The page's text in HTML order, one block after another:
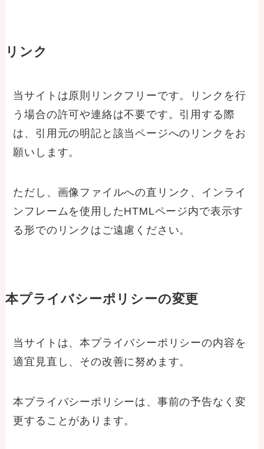
リンク
当サイトは原則リンクフリーです。リンクを行
う場合の許可や連絡は不要です。引用する際
は、引用元の明記と該当ページへのリンクをお
願いします。
ただし、画像ファイルへの直リンク、インライ
ンフレームを使用したHTMLページ内で表示す
る形でのリンクはご遠慮ください。
本プライバシーポリシーの変更
当サイトは、本プライバシーポリシーの内容を
適宜見直し、その改善に努めます。
本プライバシーポリシーは、事前の予告なく変
更することがあります。